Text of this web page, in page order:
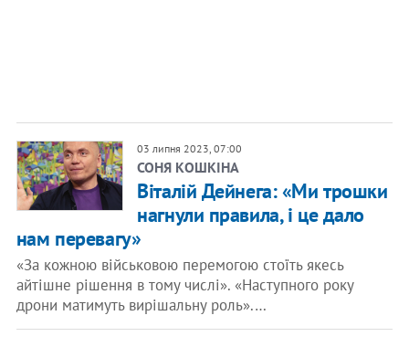
03 липня 2023, 07:00
СОНЯ КОШКІНА
Віталій Дейнега: «Ми трошки
нагнули правила, і це дало
нам перевагу»
«За кожною військовою перемогою стоїть якесь
айтішне рішення в тому числі». «Наступного року
дрони матимуть вирішальну роль».…